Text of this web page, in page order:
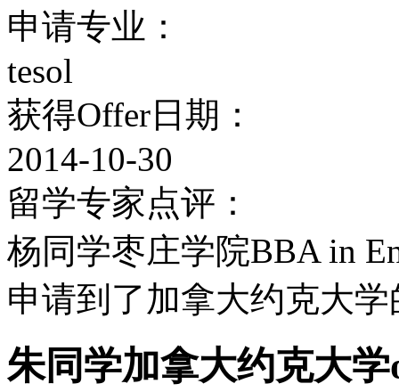
应的证书和学位课程：
系、环境研究系、美术
科学系、奥斯古德厅法
格兰登有着自己的校园
靳森一般在晚间、周末
程可以在校内或校外、
克研究生专业Graduate
理；化学；交流与文化
申请专业：
tesol
获得Offer日期：
2014-10-30
留学专家点评：
杨同学枣庄学院BBA in
申请到了加拿大约克大学
朱同学加拿大约克大